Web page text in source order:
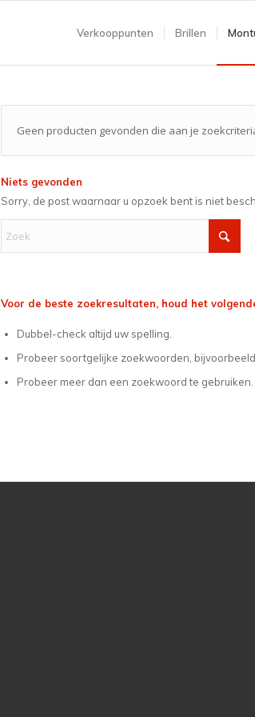
Verkooppunten Brillen
Geen producten gevonden die aan je
Niets gevonden
Sorry, de post waarnaar u opzoek bent is niet
Voor de beste zoekresultaten, houd het
Dubbel-check altijd uw spelling.
Probeer soortgelijke zoekwoorden,
Probeer meer dan een zoekwoord te gebruiken.